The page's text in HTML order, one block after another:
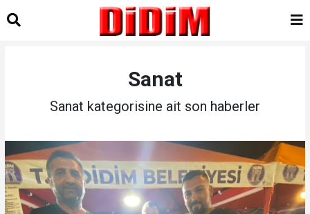
Sanat
Sanat kategorisine ait son haberler